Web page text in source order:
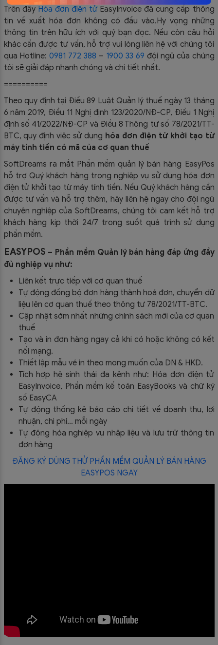
Trên đây Hóa đơn điện tử EasyInvoice đã cung cấp thông
tin về xuất hóa đơn không có đầu vào.Hy vọng những
thông tin trên hữu ích với quý bạn đọc. Nếu còn câu hỏi
khác cần được tư vấn, hỗ trợ vui lòng liên hệ với chúng tôi
qua Hotline:0981 772 388 – 1900 33 69 đội ngũ của chúng
tôi sẽ giải đáp nhanh chóng và chi tiết nhất.
==========
Theo quy định tại Điều 89 Luật Quản lý thuế ngày 13 tháng
6 năm 2019, Điều 11 Nghị định 123/2020/NĐ-CP, Điều 1 Nghị
định số 41/2022/NĐ-CP và Điều 8 Thông tư số 78/2021/TT-
BTC, quy định việc sử dụng hóa đơn điện tử khởi tạo từ
máy tính tiền có mã của cơ quan thuế
SoftDreams ra mắt Phần mềm quản lý bán hàng EasyPos
hỗ trợ Quý khách hàng trong nghiệp vụ sử dụnghóa đơn
điện tử khởi tạo từ máy tính tiền. Nếu Quý khách hàng cần
được tư vấn và hỗ trợ thêm, hãy liên hệ ngay cho đội ngũ
chuyên nghiệp của SoftDreams, chúng tôi cam kết hỗ trợ
khách hàng kịp thời 24/7 trong suốt quá trình sử dụng
phần mềm.
EASYPOS – Phần mềm Quản lý bán hàng đáp ứng đầy
đủ nghiệp vụ như:
Liên kết trực tiếp với cơ quan thuế
Tự động đồng bộ đơn hàng thành hoá đơn, chuyển dữ
liệu lên cơ quan thuế theo thông tư 78/2021/TT-BTC.
Cập nhật sớm nhất những chính sách mới của cơ quan
thuế
Tạo và in đơn hàng ngay cả khi có hoặc không có kết
nối mạng.
Thiết lập mẫu vé in theo mong muốn của DN & HKD.
Tích hợp hệ sinh thái đa kênh như: Hóa đơn điện tử
EasyInvoice, Phần mềm kế toán EasyBooks và chữ ký
số EasyCA
Tự động thống kê báo cáo chi tiết về doanh thu, lợi
nhuận, chi phí… mỗi ngày
Tự động hóa nghiệp vụ nhập liệu và lưu trữ thông tin
đơn hàng
ĐĂNG KÝ DÙNG THỬ PHẦN MỀM QUẢN LÝ BÁN HÀNG
EASYPOS NGAY